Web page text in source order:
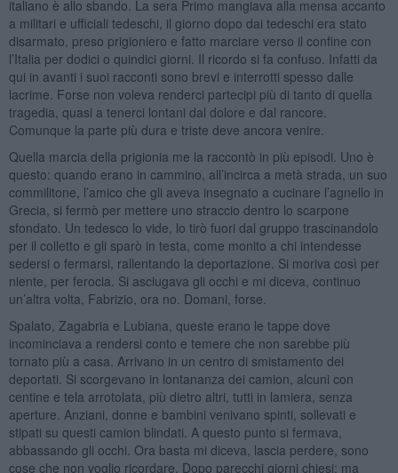
italiano è allo sbando. La sera Primo mangiava alla mensa accanto
a militari e ufficiali tedeschi, il giorno dopo dai tedeschi era stato
disarmato, preso prigioniero e fatto marciare verso il confine con
l’Italia per dodici o quindici giorni. Il ricordo si fa confuso. Infatti da
qui in avanti i suoi racconti sono brevi e interrotti spesso dalle
lacrime. Forse non voleva renderci partecipi più di tanto di quella
tragedia, quasi a tenerci lontani dal dolore e dal rancore.
Comunque la parte più dura e triste deve ancora venire.
Quella marcia della prigionia me la raccontò in più episodi. Uno è
questo: quando erano in cammino, all’incirca a metà strada, un suo
commilitone, l’amico che gli aveva insegnato a cucinare l’agnello in
Grecia, si fermò per mettere uno straccio dentro lo scarpone
sfondato. Un tedesco lo vide, lo tirò fuori dal gruppo trascinandolo
per il colletto e gli sparò in testa, come monito a chi intendesse
sedersi o fermarsi, rallentando la deportazione. Si moriva così per
niente, per ferocia. Si asciugava gli occhi e mi diceva, continuo
un’altra volta, Fabrizio, ora no. Domani, forse.
Spalato, Zagabria e Lubiana, queste erano le tappe dove
incominciava a rendersi conto e temere che non sarebbe più
tornato più a casa. Arrivano in un centro di smistamento dei
deportati. Si scorgevano in lontananza dei camion, alcuni con
centine e tela arrotolata, più dietro altri, tutti in lamiera, senza
aperture. Anziani, donne e bambini venivano spinti, sollevati e
stipati su questi camion blindati. A questo punto si fermava,
abbassando gli occhi. Ora basta mi diceva, lascia perdere, sono
cose che non voglio ricordare. Dopo parecchi giorni chiesi: ma